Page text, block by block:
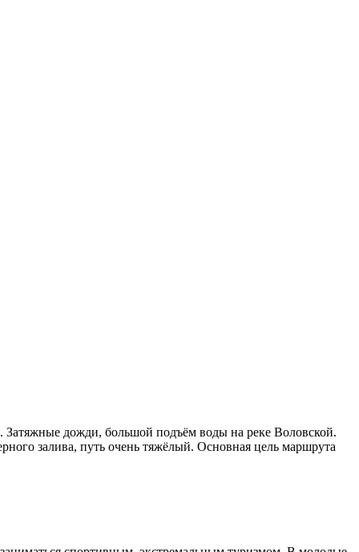
дожди, большой подъём воды на реке Воловской.
залива, путь очень тяжёлый. Основная цель маршрута